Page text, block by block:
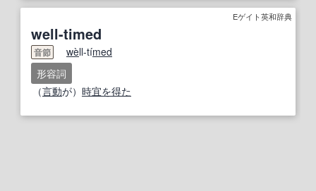
Eゲイト英和辞典
well-timed
音節 wèll-tímed
形容詞
（言動が） 時宜を得た